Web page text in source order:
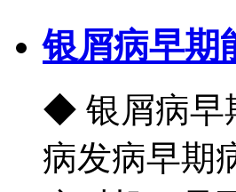
银屑病早期
◆ 银屑病早
病发病早期